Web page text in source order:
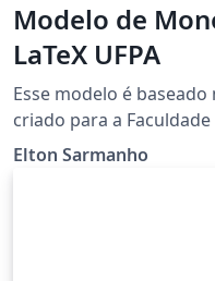
Modelo de
LaTeX UFPA
Esse modelo é
criado para a
Universidade Federal do
Elton Sarmanho